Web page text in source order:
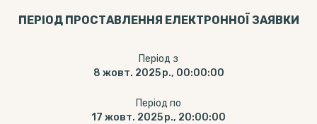
ПЕРІОД ПРОСТАВЛЕННЯ ЕЛЕКТРОННОЇ ЗАЯВКИ
Період з
8 жовт. 2025 р., 00:00:00
Період по
17 жовт. 2025 р., 20:00:00